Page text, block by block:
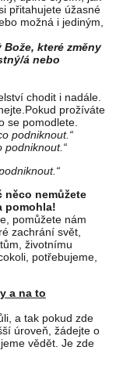
přitahujete úžasné
možná i jediným,
Bože, které změny
á nebo
chodit i nadále.
prožíváte
se pomodlete.
podniknout.“
podniknout.“
něco nemůžete
pomohla!
pomůžete nám
zachrání svět,
životnímu
potřebujeme,
a na to
a tak pokud zde
úroveň, žádejte o
vědět. Je zde